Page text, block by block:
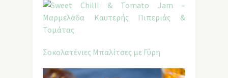
Σοκολατένιες Μπαλίτσες με Γύρη